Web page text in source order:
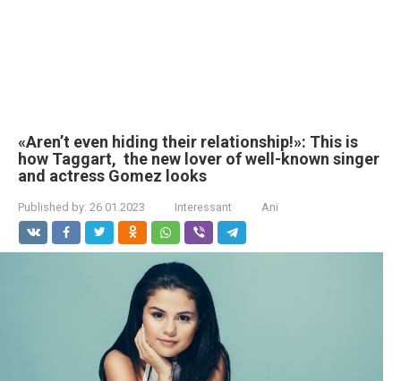
«Aren’t even hiding their relationship!»: This is
how Taggart, the new lover of well-known singer
and actress Gomez looks
Published by: 26.01.2023 Interessant Ani